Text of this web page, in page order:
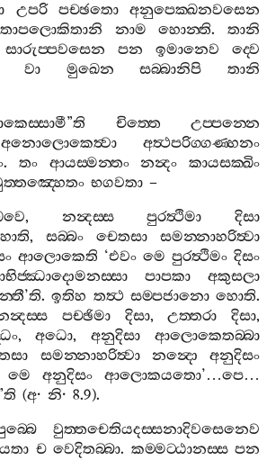
උපරි පච‍්ඡතො
අනුපෙක‍්ඛනවසෙන
නාම හොන‍්ති.තානි
සාරුප‍්පවසෙන පන ඉමානෙව
ද‍්වෙ
වා මුඛෙන සබ‍්බානිපි
තානි
”ති චිත‍්තෙ
උප‍්පන‍්නෙ
අනොලොකෙත්‍වා
අත්‍ථපරිග‍්ගණ‍්හනං
. තං ආයස‍්මන‍්තං නන්‍දං
කායසක‍්ඛිං
භගවතා –
, නන්‍දස‍්ස පුරත්‍ථිමා
දිසා
, සබ‍්බං චෙතසා
සමන‍්නාහරිත්‍වා
ආලොකෙති ‘එවං මෙ පුරත්‍ථිමං දිසං
පාපකා
අකුසලා
’ති.ඉතිහ තත්‍ථ සම‍්පජානො හොති.
පච‍්ඡිමා දිසා,උත‍්තරා දිසා,
,අධො,අනුදිසා
ආලොකෙතබ‍්බා
සමන‍්නාහරිත්‍වා නන්‍දො
අනුදිසං
මෙ අනුදිසං ආලොකයතො’…පෙ…
ති (අ· නි· 8.9).
වුත‍්තචෙතියදස‍්සනාදිවසෙනෙව
ච වෙදිතබ‍්බා. කම‍්මට‍්ඨානස‍්ස පන